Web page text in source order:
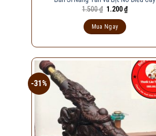
1.500₫ Giá
là:
1.500 ₫.
1.200₫Giá
hiện
Mua Ngay
-31%